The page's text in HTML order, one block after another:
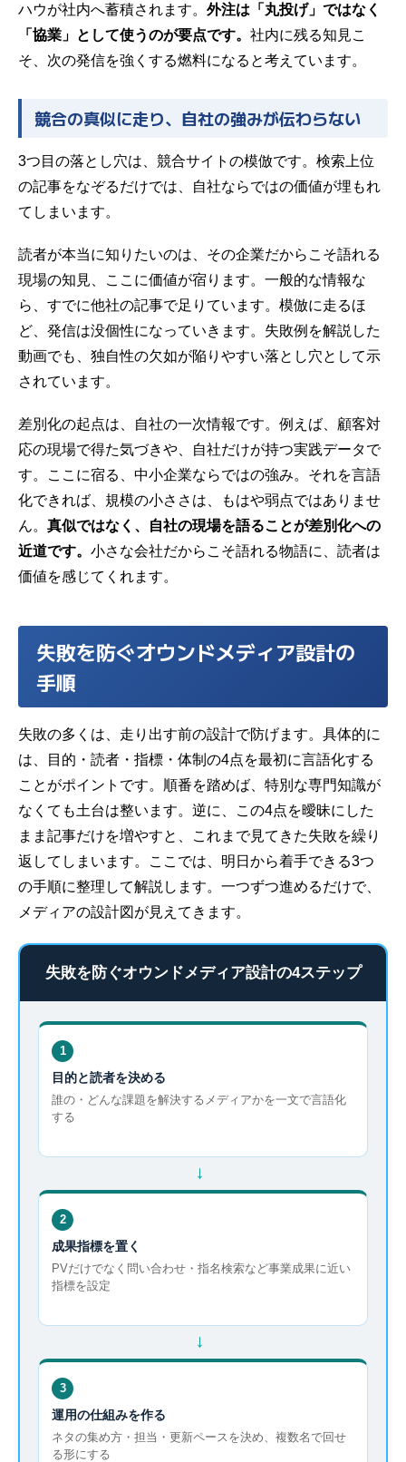
ハウが社内へ蓄積されます。 外注は「丸投げ」ではなく
「協業」として使うのが要点です。 社内に残る知見こ
そ、次の発信を強くする燃料になると考えています。
競合の真似に走り、自社の強みが伝わらない
3つ目の落とし穴は、競合サイトの模倣です。検索上位
の記事をなぞるだけでは、自社ならではの価値が埋もれ
てしまいます。
読者が本当に知りたいのは、その企業だからこそ語れる
現場の知見、ここに価値が宿ります。一般的な情報な
ら、すでに他社の記事で足りています。模倣に走るほ
ど、発信は没個性になっていきます。失敗例を解説した
動画でも、独自性の欠如が陥りやすい落とし穴として示
されています。
差別化の起点は、自社の一次情報です。例えば、顧客対
応の現場で得た気づきや、自社だけが持つ実践データで
す。ここに宿る、中小企業ならではの強み。それを言語
化できれば、規模の小ささは、もはや弱点ではありませ
ん。 真似ではなく、自社の現場を語ることが差別化への
近道です。 小さな会社だからこそ語れる物語に、読者は
価値を感じてくれます。
失敗を防ぐオウンドメディア設計の
手順
失敗の多くは、走り出す前の設計で防げます。具体的に
は、目的・読者・指標・体制の4点を最初に言語化する
ことがポイントです。順番を踏めば、特別な専門知識が
なくても土台は整います。逆に、この4点を曖昧にした
まま記事だけを増やすと、これまで見てきた失敗を繰り
返してしまいます。ここでは、明日から着手できる3つ
の手順に整理して解説します。一つずつ進めるだけで、
メディアの設計図が見えてきます。
失敗を防ぐオウンドメディア設計の4ステップ
1
目的と読者を決める
誰の・どんな課題を解決するメディアかを一文で言語化
する
→
2
成果指標を置く
PVだけでなく問い合わせ・指名検索など事業成果に近い
指標を設定
→
3
運用の仕組みを作る
ネタの集め方・担当・更新ペースを決め、複数名で回せ
る形にする